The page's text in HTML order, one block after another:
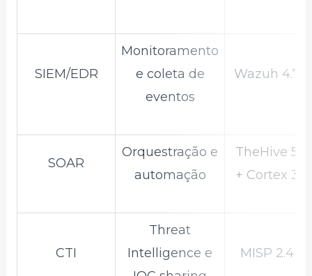
SIEM/EDR
Monitoramento
e coleta de
eventos
Wazuh 4.7
SOAR
Orquestração e
automação
TheHive 5
+ Cortex 3
CTI
Threat
Intelligence e
MISP 2.4